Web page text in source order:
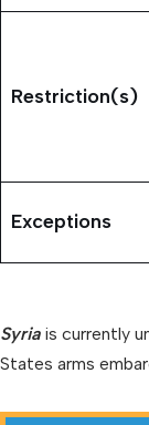
Restriction(s)
Exceptions
Syriais currently
States arms